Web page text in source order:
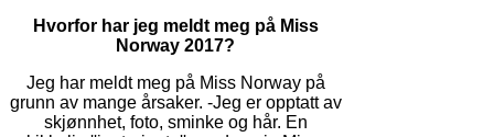
Hvorfor har jeg meldt meg på Miss
Norway 2017?
Jeg har meldt meg på Miss Norway på
grunn av mange årsaker. -Jeg er opptatt av
skjønnhet, foto, sminke og hår. En